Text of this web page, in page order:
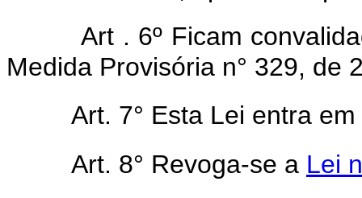
Art . 6º Ficam
Medida Provisória n° 329, de
Art. 7° Esta Lei entra
Art. 8° Revoga-se a Lei